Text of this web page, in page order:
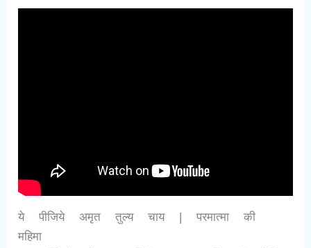
ये पीजिये अमृत तुल्य चाय | परमात्मा की
महिमा